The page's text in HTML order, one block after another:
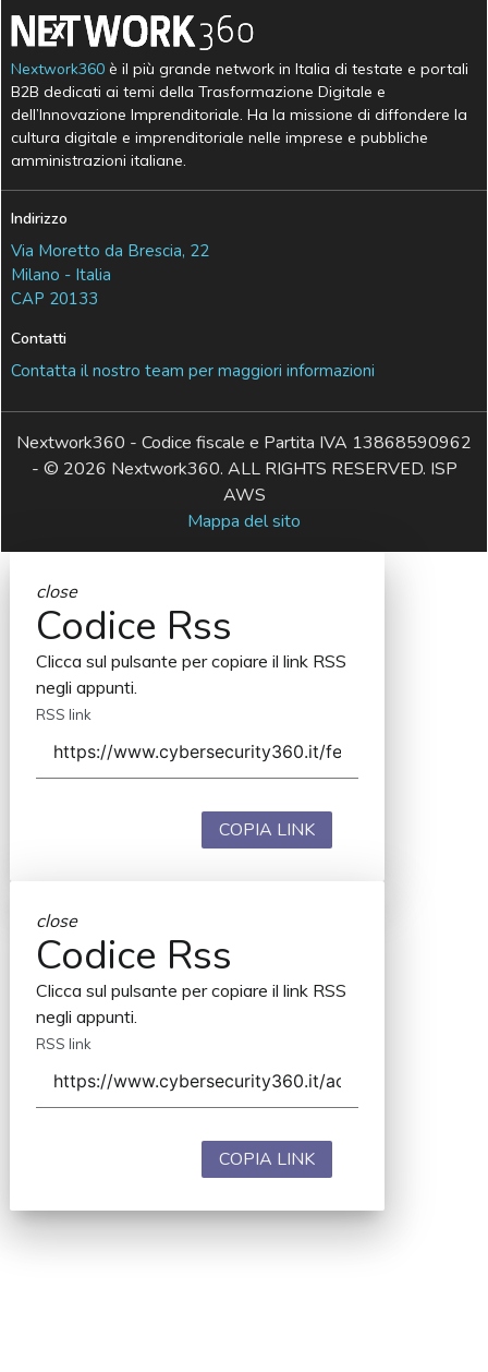
Nextwork360 è il più grande network in Italia di testate e portali
B2B dedicati ai temi della Trasformazione Digitale e
dell’Innovazione Imprenditoriale. Ha la missione di diffondere la
cultura digitale e imprenditoriale nelle imprese e pubbliche
amministrazioni italiane.
Indirizzo
Via Moretto da Brescia, 22
Milano - Italia
CAP 20133
Contatti
Contatta il nostro team per maggiori informazioni
Nextwork360 - Codice fiscale e Partita IVA 13868590962
- © 2026 Nextwork360. ALL RIGHTS RESERVED. ISP
AWS
Mappa del sito
close
Codice Rss
Clicca sul pulsante per copiare il link RSS
negli appunti.
RSS link
COPIA LINK
close
Codice Rss
Clicca sul pulsante per copiare il link RSS
negli appunti.
RSS link
COPIA LINK